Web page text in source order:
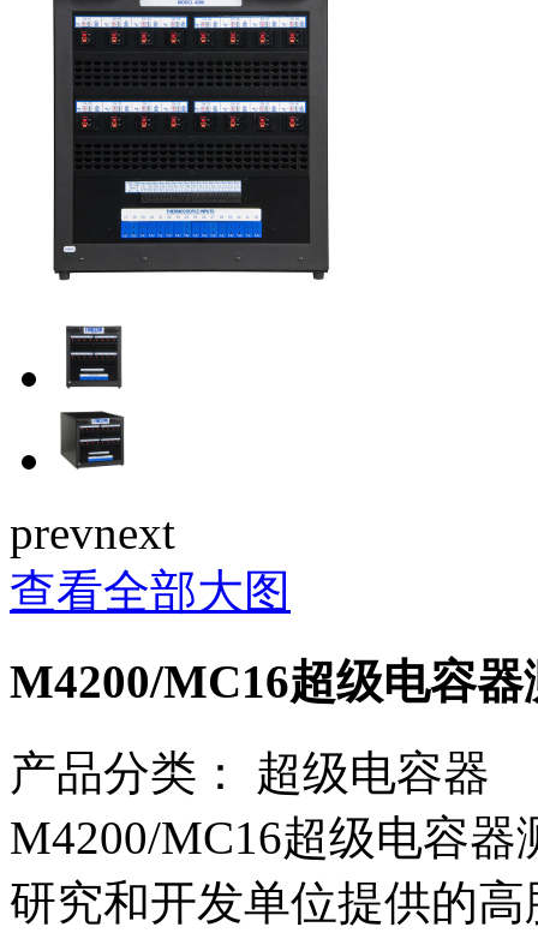
prevnext
查看全部大图
M4200/MC16超级电容器
产品分类： 超级电容器
M4200/MC16超级电容
研究和开发单位提供的